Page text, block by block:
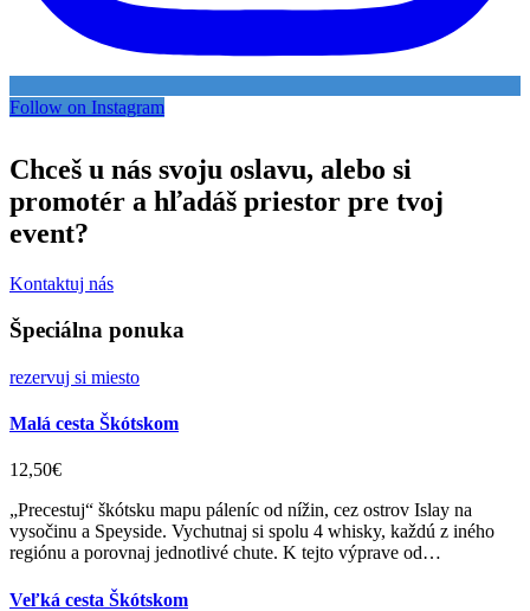
Follow on Instagram
Chceš u nás svoju oslavu, alebo si
promotér a hľadáš priestor pre tvoj
event?
Kontaktuj nás
Špeciálna ponuka
rezervuj si miesto
Malá cesta Škótskom
12,50€
„Precestuj“ škótsku mapu páleníc od nížin, cez ostrov Islay na
vysočinu a Speyside. Vychutnaj si spolu 4 whisky, každú z iného
regiónu a porovnaj jednotlivé chute. K tejto výprave od…
Veľká cesta Škótskom